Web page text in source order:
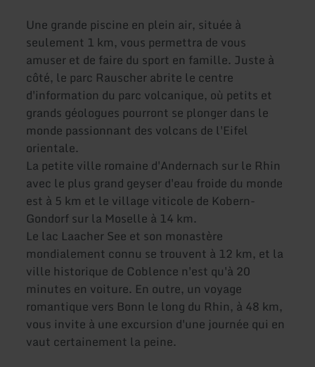
Une grande piscine en plein air, située à
seulement 1 km, vous permettra de vous
amuser et de faire du sport en famille. Juste à
côté, le parc Rauscher abrite le centre
d'information du parc volcanique, où petits et
grands géologues pourront se plonger dans le
monde passionnant des volcans de l'Eifel
orientale.
La petite ville romaine d'Andernach sur le Rhin
avec le plus grand geyser d'eau froide du monde
est à 5 km et le village viticole de Kobern-
Gondorf sur la Moselle à 14 km.
Le lac Laacher See et son monastère
mondialement connu se trouvent à 12 km, et la
ville historique de Coblence n'est qu'à 20
minutes en voiture. En outre, un voyage
romantique vers Bonn le long du Rhin, à 48 km,
vous invite à une excursion d'une journée qui en
vaut certainement la peine.